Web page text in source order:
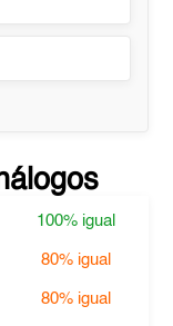
100% igual
80% igual
80% igual